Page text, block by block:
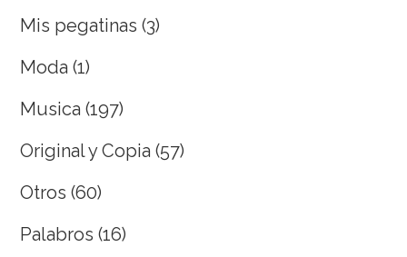
Mis pegatinas (3)
Moda (1)
Musica (197)
Original y Copia (57)
Otros (60)
Palabros (16)